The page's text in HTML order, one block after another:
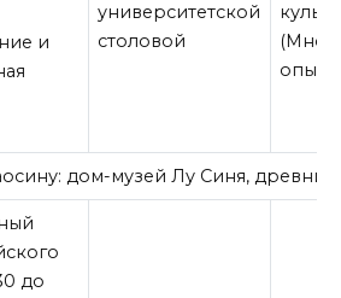
и
университетской
столовой
опыт)
дом-музей Лу Синя, древний
до